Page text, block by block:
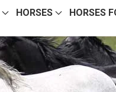
HORSES HORSES